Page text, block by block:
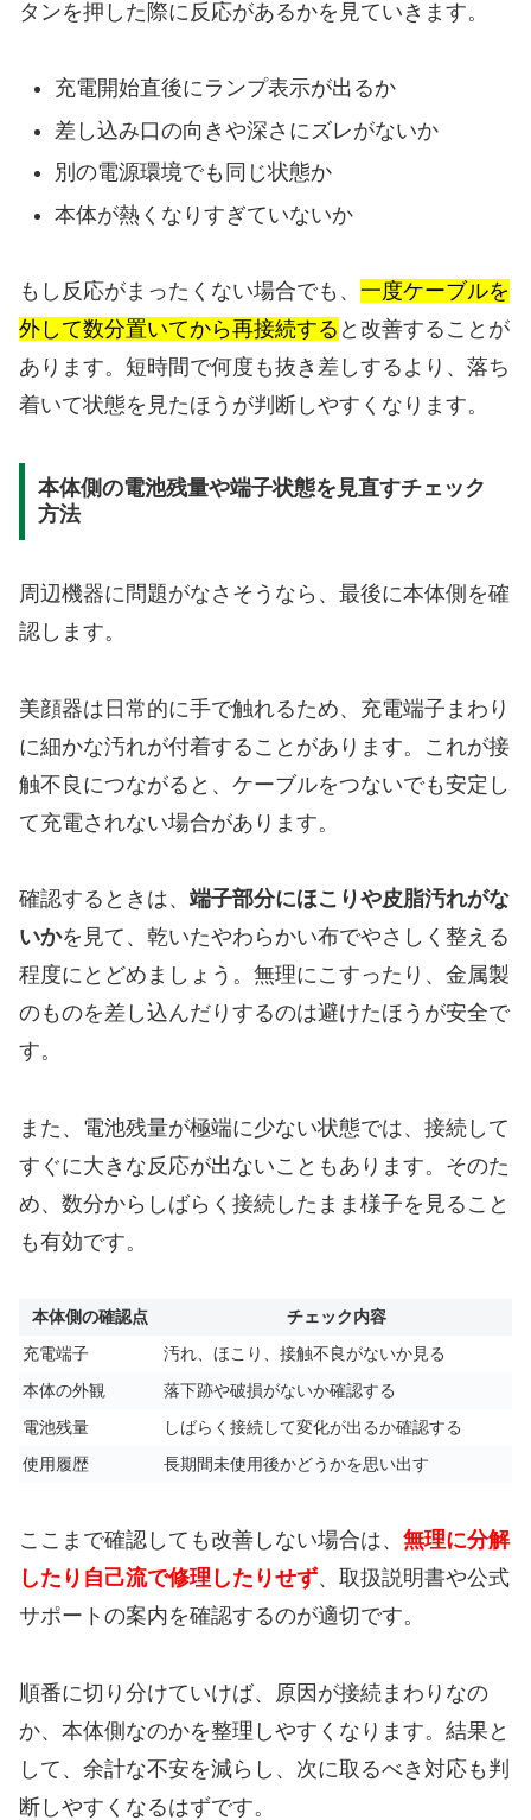
タンを押した際に反応があるかを見ていきます。
充電開始直後にランプ表示が出るか
差し込み口の向きや深さにズレがないか
別の電源環境でも同じ状態か
本体が熱くなりすぎていないか
もし反応がまったくない場合でも、 一度ケーブルを
外して数分置いてから再接続する と改善することが
あります。短時間で何度も抜き差しするより、落ち
着いて状態を見たほうが判断しやすくなります。
本体側の電池残量や端子状態を見直すチェック
方法
周辺機器に問題がなさそうなら、最後に本体側を確
認します。
美顔器は日常的に手で触れるため、充電端子まわり
に細かな汚れが付着することがあります。これが接
触不良につながると、ケーブルをつないでも安定し
て充電されない場合があります。
確認するときは、 端子部分にほこりや皮脂汚れがな
いかを見て、乾いたやわらかい布でやさしく整える
程度にとどめましょう。無理にこすったり、金属製
のものを差し込んだりするのは避けたほうが安全で
す。
また、電池残量が極端に少ない状態では、接続して
すぐに大きな反応が出ないこともあります。そのた
め、数分からしばらく接続したまま様子を見ること
も有効です。
本体側の確認点
チェック内容
充電端子
汚れ、ほこり、接触不良がないか見る
本体の外観
落下跡や破損がないか確認する
電池残量
しばらく接続して変化が出るか確認する
使用履歴
長期間未使用後かどうかを思い出す
ここまで確認しても改善しない場合は、 無理に分解
したり自己流で修理したりせず、取扱説明書や公式
サポートの案内を確認するのが適切です。
順番に切り分けていけば、原因が接続まわりなの
か、本体側なのかを整理しやすくなります。結果と
して、余計な不安を減らし、次に取るべき対応も判
断しやすくなるはずです。